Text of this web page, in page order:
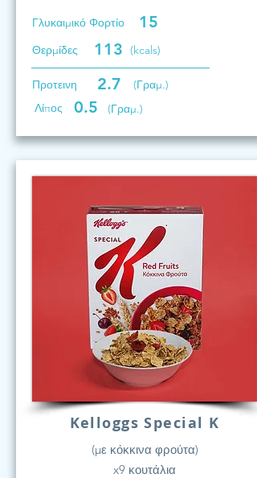
Γλυκαιμικό Φορτίο 15
Θερμίδες 113 (kcals)
Προτεινη 2.7
(Γραμ.)
Λίπος
0.5 (Γραμ.)
Kelloggs Special K
(με κόκκινα φρούτα)
x9 κουτάλια